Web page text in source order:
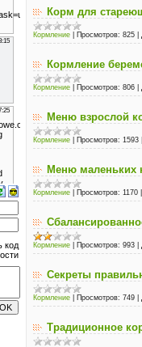
Корм для
Кормление| Просмотров: 825|
Кормление
Кормление| Просмотров: 806|
Меню взрослой
Кормление| Просмотров: 1593
Меню маленьких
Кормление| Просмотров: 1170
Кормление| Просмотров: 993|
Секреты
Кормление| Просмотров: 749|
Традиционное